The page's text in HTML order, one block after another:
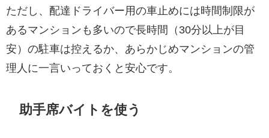
ただし、配達ドライバー用の車止めには時間制限が
あるマンションも多いので長時間（30分以上が目
安）の駐車は控えるか、あらかじめマンションの管
理人に一言いっておくと安心です。
助手席バイトを使う